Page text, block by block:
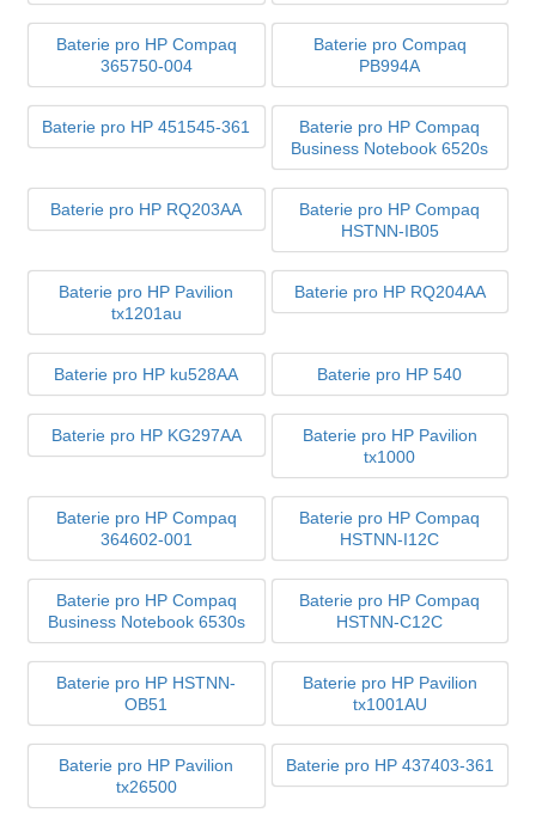
Baterie pro HP Compaq
365750-004
Baterie pro Compaq
PB994A
Baterie pro HP 451545-361
Baterie pro HP Compaq
Business Notebook 6520s
Baterie pro HP RQ203AA
Baterie pro HP Compaq
HSTNN-IB05
Baterie pro HP Pavilion
tx1201au
Baterie pro HP RQ204AA
Baterie pro HP ku528AA Baterie pro HP 540
Baterie pro HP KG297AA
Baterie pro HP Pavilion
tx1000
Baterie pro HP Compaq
364602-001
Baterie pro HP Compaq
HSTNN-I12C
Baterie pro HP Compaq
Business Notebook 6530s
Baterie pro HP Compaq
HSTNN-C12C
Baterie pro HP HSTNN-
OB51
Baterie pro HP Pavilion
tx1001AU
Baterie pro HP Pavilion
tx26500
Baterie pro HP 437403-361